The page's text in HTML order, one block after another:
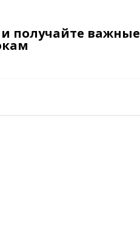
получайте важные